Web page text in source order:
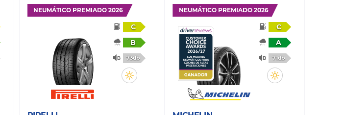
NEUMÁTICO PREMIADO 2026
C
B
73db
NEUMÁTICO PREMIADO 2026
C
A
71db